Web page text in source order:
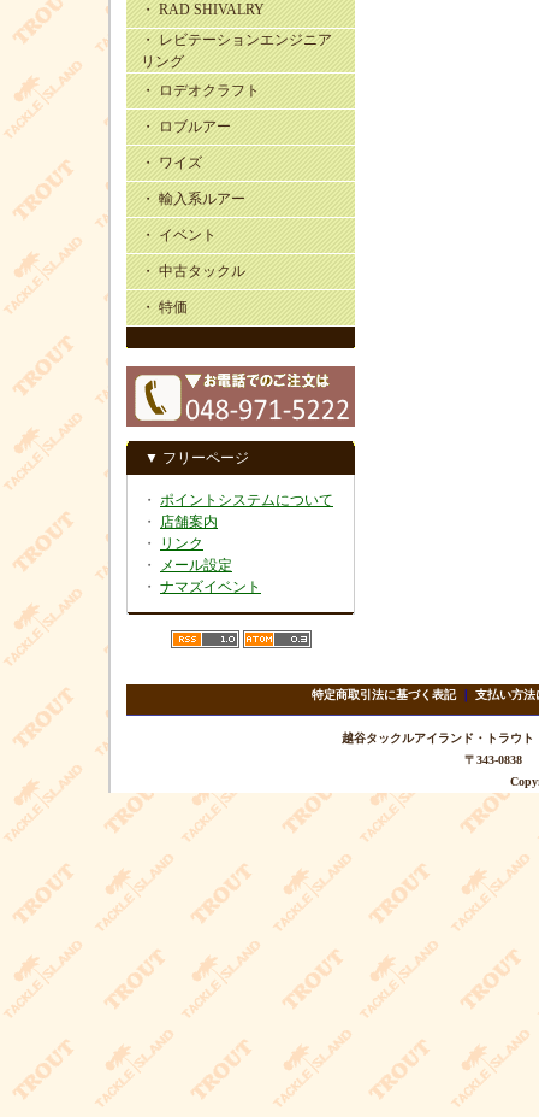
・ RAD SHIVALRY
・ レビテーションエンジニア
リング
・ ロデオクラフト
・ ロブルアー
・ ワイズ
・ 輸入系ルアー
・ イベント
・ 中古タックル
・ 特価
▼ フリーページ
・ ポイントシステムについて
・ 店舗案内
・
リンク
・
メール設定
・ ナマズイベント
特定商取引法に基づく表記｜ 支払い方法
越谷タックルアイランド・トラ
〒343-0838